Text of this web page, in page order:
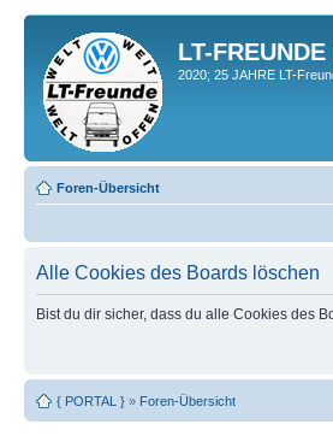
LT-FREUNDE
2020; 25 JAHRE LT-
Foren-Übersicht
Alle Cookies des Boards löschen
Bist du dir sicher, dass du alle Cookies des
{ PORTAL } » Foren-Übersicht